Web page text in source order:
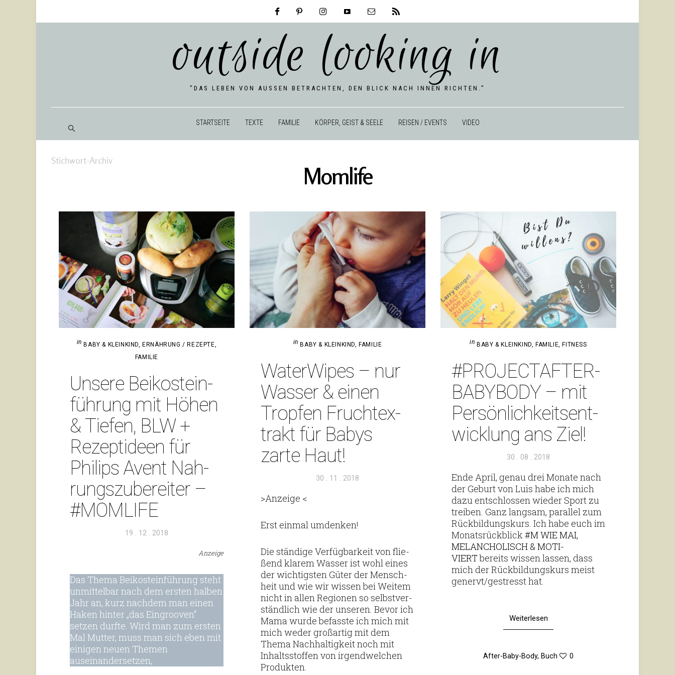
outside looking in
"DAS LEBEN VON AUSSEN BETRACHTEN, DEN BLICK NACH INNEN RICHTEN."
START­SEITE TEXTE FAMILIE KÖRPER, GEIST & SEELE REISEN / EVENTS VIDEO
Stichwort-Archiv
Momlife
in BABY & KLEINKIND, ERNÄHRUNG / REZEPTE,
FAMILIE
Unsere Bei­ko­stein­
füh­rung mit Höhen
& Tiefen, BLW +
Rezept­ideen für
Philips Avent Nah­
rungs­zu­be­reiter –
#MOM­LIFE
Veröffentlicht
19 . 12 . 2018
Anzeige
Das Thema Bei­ko­stein­füh­rung steht
unmit­telbar nach dem ersten halben
Jahr an, kurz nachdem man einen
Haken hinter „das Ein­grooven“
setzen durfte. Wird man zum ersten
Mal Mutter, muss man sich eben mit
einigen neuen Themen
auseinandersetzen,
in BABY & KLEINKIND, FAMILIE
Water­Wipes – nur
Wasser & einen
Tropfen Frucht­ex­
trakt für Babys
zarte Haut!
Veröffentlicht
30 . 11 . 2018
>Anzeige <
Erst einmal umdenken!
Die stän­dige Ver­füg­bar­keit von flie­
ßend klarem Wasser ist wohl eines
der wich­tigsten Güter der Mensch­
heit und wie wir wissen bei Weitem
nicht in allen Regionen so selbst­ver­
ständ­lich wie der unseren. Bevor ich
Mama wurde befasste ich mich mit
mich weder groß­artig mit dem
Thema Nach­hal­tig­keit noch mit
Inhalts­stoffen von irgend­wel­chen
Produkten.
in BABY & KLEINKIND, FAMILIE, FITNESS
#PRO­JEC­TAF­TER­
BA­BY­BODY – mit
Per­sön­lich­keits­ent­
wick­lung ans Ziel!
Veröffentlicht
30 . 08 . 2018
Ende April, genau drei Monate nach
der Geburt von Luis habe ich mich
dazu ent­schlossen wieder Sport zu
treiben. Ganz langsam, par­allel zum
Rück­bil­dungs­kurs. Ich habe euch im
Monats­rück­blick #M WIE MAI,
MELAN­CHO­LISCH & MOTI­
VIERTbereits wissen lassen, dass
mich der Rück­bil­dungs­kurs meist
genervt/​gestresst hat.
Weiterlesen
After-Baby-Body, Buch 0